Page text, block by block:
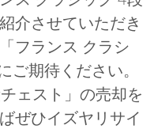
介させていただき
フランス クラシ
ご期待ください。
ェスト」の売却を
ぜひイズヤリサイ